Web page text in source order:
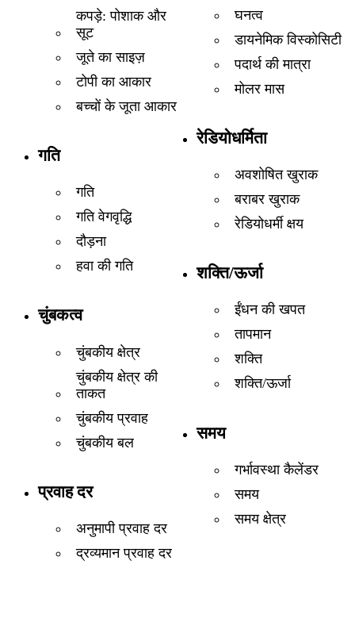
कपड़े: पोशाक और
सूट
जूते का साइज़
टोपी का आकार
बच्चों के जूता आकार
गति
गति
गति वेगवृद्धि
दौड़ना
हवा की गति
चुंबकत्व
चुंबकीय क्षेत्र
चुंबकीय क्षेत्र की
ताकत
चुंबकीय प्रवाह
चुंबकीय बल
प्रवाह दर
अनुमापी प्रवाह दर
द्रव्यमान प्रवाह दर
घनत्व
डायनेमिक विस्कोसिटी
पदार्थ की मात्रा
मोलर मास
रेडियोधर्मिता
अवशोषित खुराक
बराबर खुराक
रेडियोधर्मी क्षय
शक्ति/ऊर्जा
ईंधन की खपत
तापमान
शक्ति
शक्ति/ऊर्जा
समय
गर्भावस्था कैलेंडर
समय
समय क्षेत्र